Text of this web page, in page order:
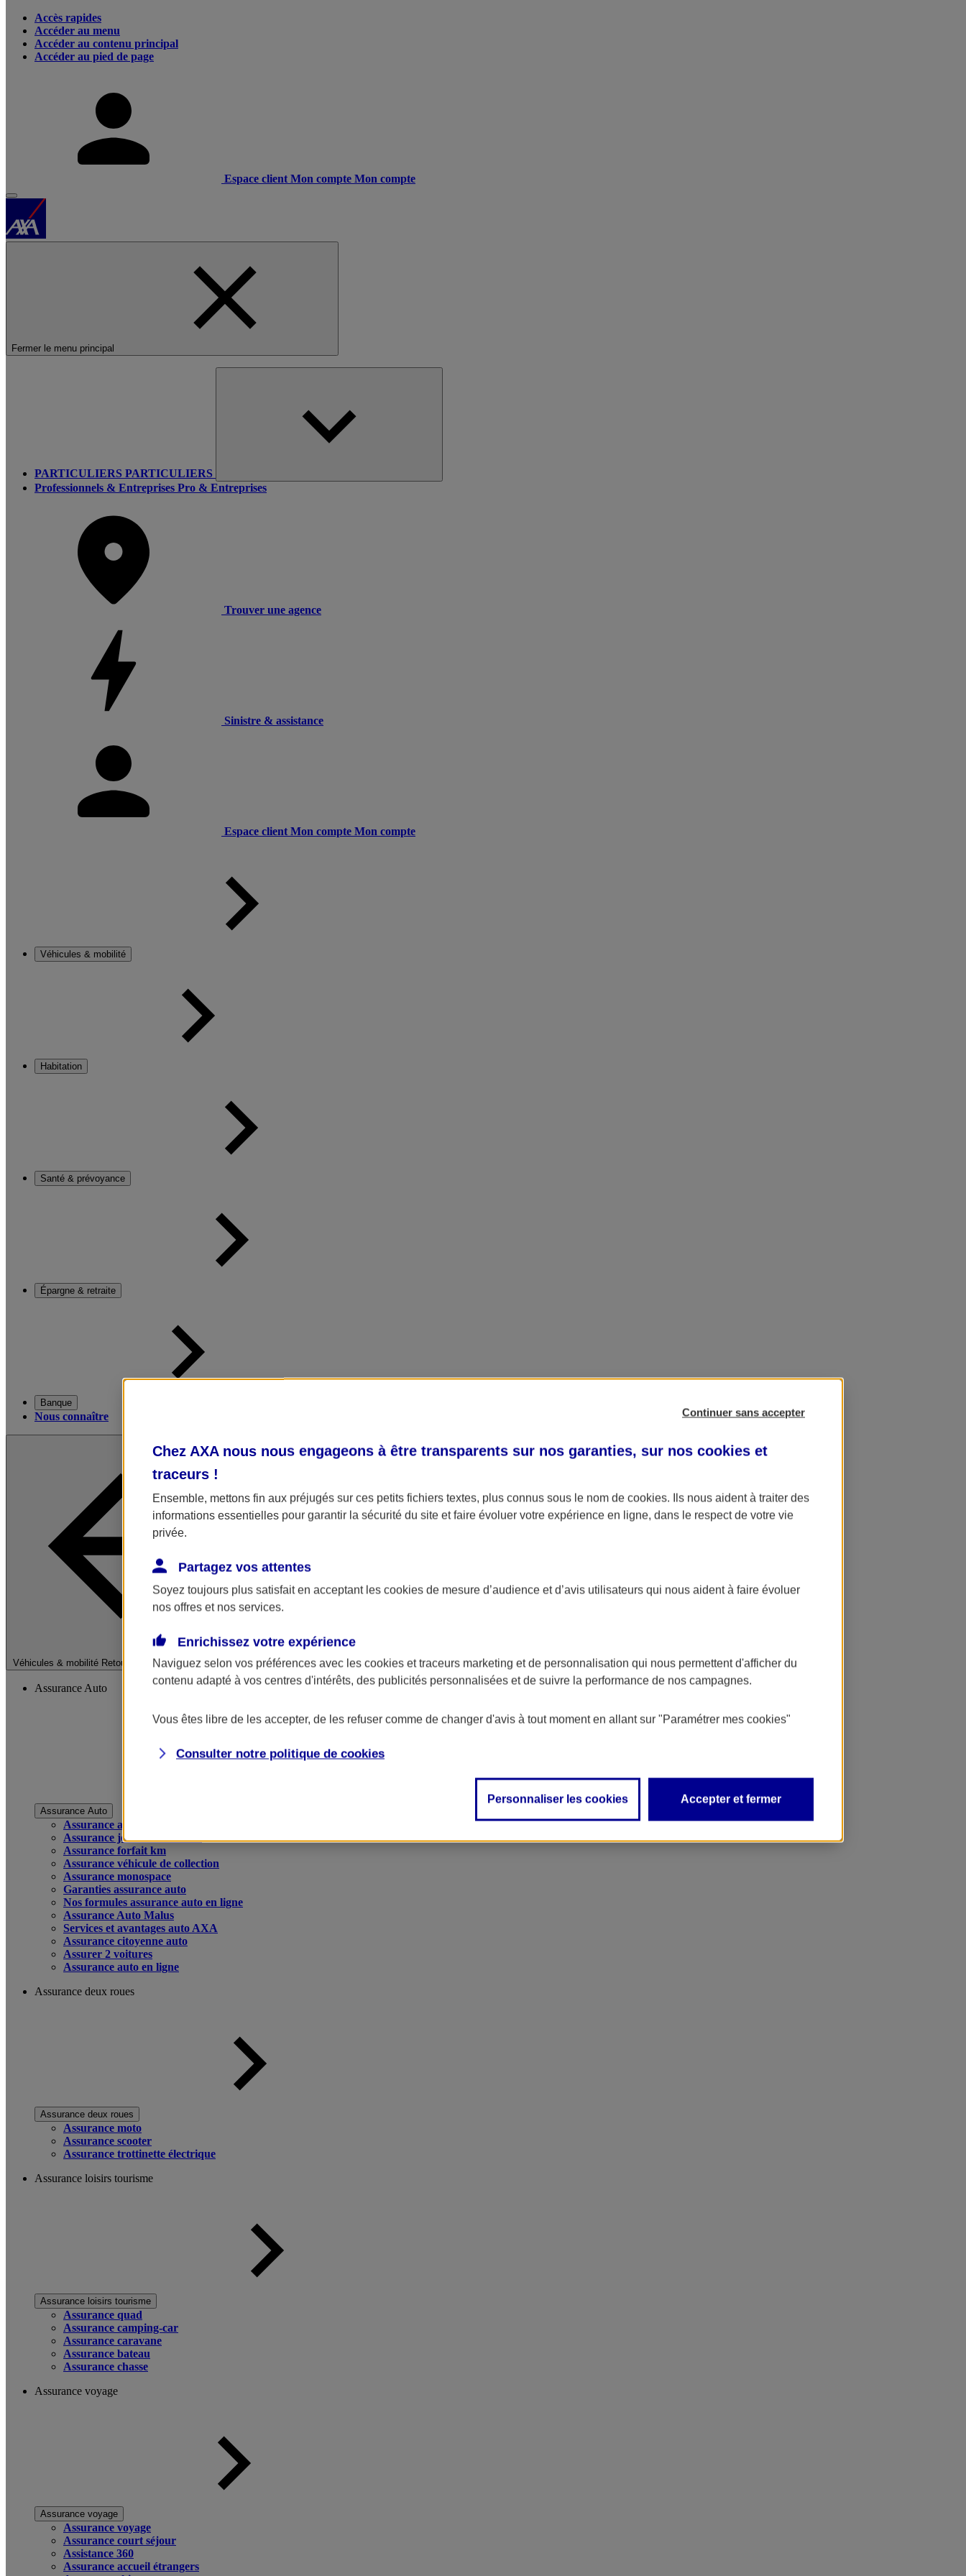
Accès rapides
Accéder au menu
Accéder au contenu principal
Accéder au pied de page
Espace client Mon compte Mon compte
Fermer le menu principal
PARTICULIERS PARTICULIERS
Professionnels & Entreprises Pro & Entreprises
Trouver une agence
Sinistre & assistance
Espace client Mon compte Mon compte
Véhicules & mobilité
Habitation
Santé & prévoyance
Épargne & retraite
Banque
Nous connaître
Véhicules & mobilité Retour à la section précédente
Fermer le menu principal
Assurance Auto
Assurance Auto
Assurance auto
Assurance jeune conducteur
Assurance forfait km
Assurance véhicule de collection
Assurance monospace
Garanties assurance auto
Nos formules assurance auto en ligne
Assurance Auto Malus
Services et avantages auto AXA
Assurance citoyenne auto
Assurer 2 voitures
Assurance auto en ligne
Assurance deux roues
Assurance deux roues
Assurance moto
Assurance scooter
Assurance trottinette électrique
Assurance loisirs tourisme
Assurance loisirs tourisme
Assurance quad
Assurance camping-car
Assurance caravane
Assurance bateau
Assurance chasse
Assurance voyage
Assurance voyage
Assurance voyage
Assurance court séjour
Assistance 360
Assurance accueil étrangers
Continuer sans accepter
Chez AXA nous nous engageons à être transparents sur nos garanties, sur nos cookies et
traceurs !
Ensemble, mettons fin aux préjugés sur ces petits fichiers textes, plus connus sous le nom de cookies. Ils nous aident à traiter des
informations essentielles pour garantir la sécurité du site et faire évoluer votre expérience en ligne, dans le respect de votre vie
privée.
Partagez vos attentes
Soyez toujours plus satisfait en acceptant les cookies de mesure d’audience et d’avis utilisateurs qui nous aident à faire évoluer
nos offres et nos services.
Enrichissez votre expérience
Naviguez selon vos préférences avec les cookies et traceurs marketing et de personnalisation qui nous permettent d'afficher du
contenu adapté à vos centres d'intérêts, des publicités personnalisées et de suivre la performance de nos campagnes.
Vous êtes libre de les accepter, de les refuser comme de changer d'avis à tout moment en allant sur "Paramétrer mes cookies"
Consulter notre politique de cookies
Personnaliser les cookies Accepter et fermer